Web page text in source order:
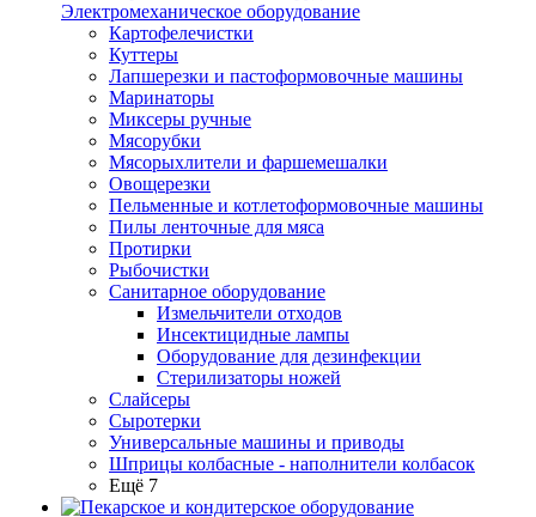
Электромеханическое оборудование
Картофелечистки
Куттеры
Лапшерезки и пастоформовочные машины
Маринаторы
Миксеры ручные
Мясорубки
Мясорыхлители и фаршемешалки
Овощерезки
Пельменные и котлетоформовочные машины
Пилы ленточные для мяса
Протирки
Рыбочистки
Санитарное оборудование
Измельчители отходов
Инсектицидные лампы
Оборудование для дезинфекции
Стерилизаторы ножей
Слайсеры
Сыротерки
Универсальные машины и приводы
Шприцы колбасные - наполнители колбасок
Ещё 7